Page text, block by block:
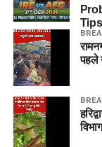
Tips
पहले